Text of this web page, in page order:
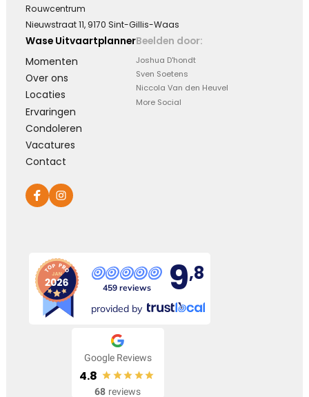
Rouwcentrum
Nieuwstraat 11, 9170 Sint-Gillis-Waas
Wase Uitvaartplanner
Momenten
Over ons
Locaties
Ervaringen
Condoleren
Vacatures
Contact
Beelden door:
Joshua D'hondt
Sven Soetens
Niccola Van den Heuvel
More Social
459 reviews 9,8
provided by
Google Reviews
4.8
68 reviews